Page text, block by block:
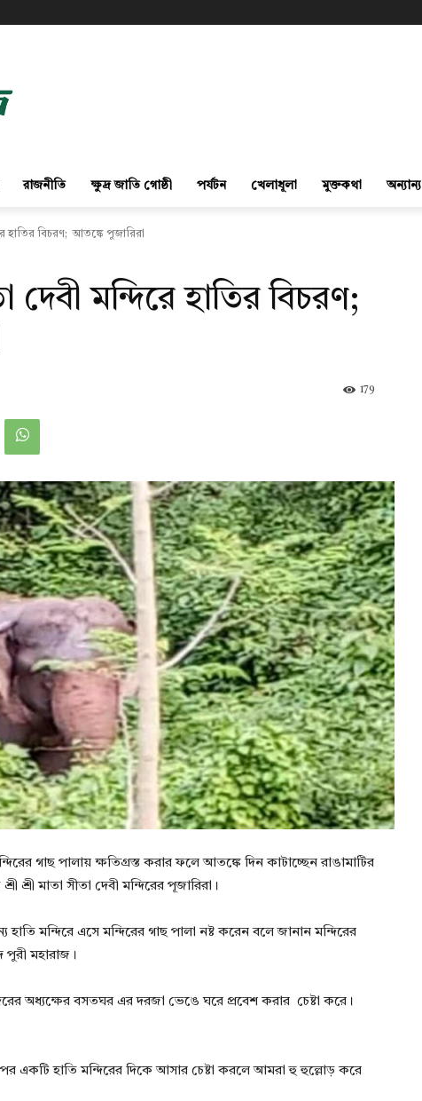
রাজনীতি ক্ষুদ্র জাতি গোষ্ঠী পর্যটন খেলাধূলা মুক্তকথা অন্যান্য
হাতির বিচরণ; আতঙ্কে পুজারিরা
দেবী মন্দিরে হাতির বিচরণ;
179
গাছ পালায় ক্ষতিগ্রস্ত করার ফলে আতঙ্কে দিন কাটাচ্ছেন রাঙামাটির
শ্রী মাতা সীতা দেবী মন্দিরের পূজারিরা।
মন্দিরে এসে মন্দিরের গাছ পালা নষ্ট করেন বলে জানান মন্দিরের
পুরী মহারাজ।
অধ্যক্ষের বসতঘর এর দরজা ভেঙে ঘরে প্রবেশ করার চেষ্টা করে।
একটি হাতি মন্দিরের দিকে আসার চেষ্টা করলে আমরা হু হুল্লোড় করে